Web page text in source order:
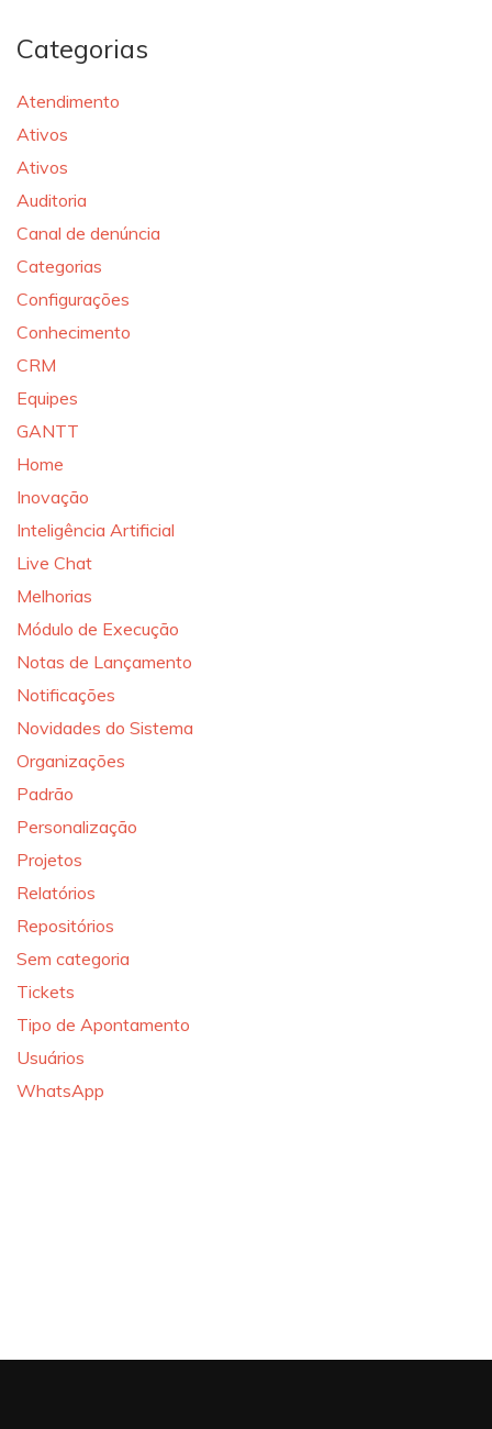
Categorias
Atendimento
Ativos
Ativos
Auditoria
Canal de denúncia
Categorias
Configurações
Conhecimento
CRM
Equipes
GANTT
Home
Inovação
Inteligência Artificial
Live Chat
Melhorias
Módulo de Execução
Notas de Lançamento
Notificações
Novidades do Sistema
Organizações
Padrão
Personalização
Projetos
Relatórios
Repositórios
Sem categoria
Tickets
Tipo de Apontamento
Usuários
WhatsApp